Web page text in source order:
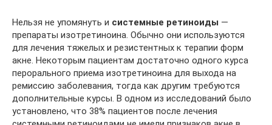
Нельзя не упомянуть и системные ретиноиды —
препараты изотретиноина. Обычно они используются
для лечения тяжелых и резистентных к терапии форм
акне. Некоторым пациентам достаточно одного курса
перорального приема изотретиноина для выхода на
ремиссию заболевания, тогда как другим требуются
дополнительные курсы. В одном из исследований было
установлено, что 38% пациентов после лечения